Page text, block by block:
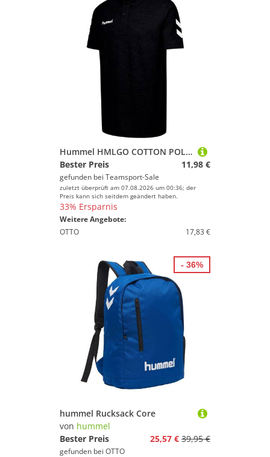
Hummel HMLGO COTTON POLO - BLACK - M
Bester Preis
11,98 €
gefunden bei Teamsport-Sale
zuletzt überprüft am 07.08.2026 um 00:36; der
Preis kann sich seitdem geändert haben.
33% Ersparnis
Weitere Angebote:
OTTO
17,83 €
hummel Rucksack Core
von hummel
Bester Preis
25,57 € 39,95 €
gefunden bei OTTO
- 36%